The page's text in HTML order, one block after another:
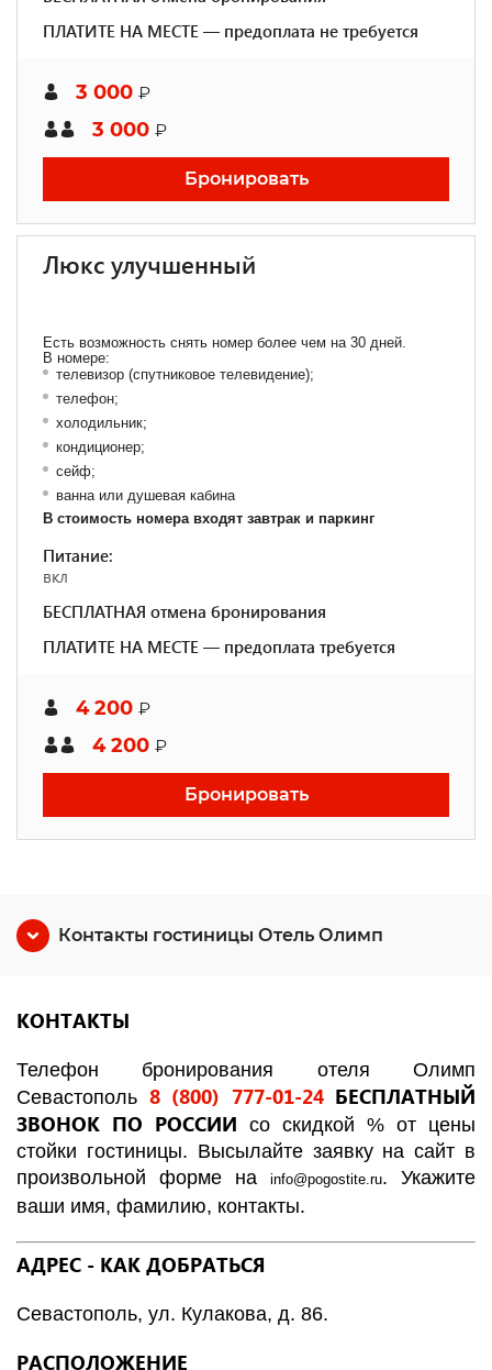
ПЛАТИТЕ НА МЕСТЕ — предоплата не требуется
3 000 ₽
3 000 ₽
Бронировать
Люкс улучшенный
Есть возможность снять номер более чем на 30 дней.
В номере:
телевизор (спутниковое телевидение);
телефон;
холодильник;
кондиционер;
сейф;
ванна или душевая кабина
В стоимость номера входят завтрак и паркинг
Питание:
вкл
БЕСПЛАТНАЯ отмена бронирования
ПЛАТИТЕ НА МЕСТЕ — предоплата требуется
4 200 ₽
4 200 ₽
Бронировать
Контакты гостиницы Отель Олимп
КОНТАКТЫ
Телефон бронирования отеля Олимп
Севастополь 8 (800) 777-01-24 БЕСПЛАТНЫЙ
ЗВОНОК ПО РОССИИ со скидкой % от цены
стойки гостиницы. Высылайте заявку на сайт в
произвольной форме на
info@pogostite.ru. Укажите
ваши имя, фамилию, контакты.
АДРЕС - КАК ДОБРАТЬСЯ
Севастополь, ул. Кулакова, д. 86.
РАСПОЛОЖЕНИЕ